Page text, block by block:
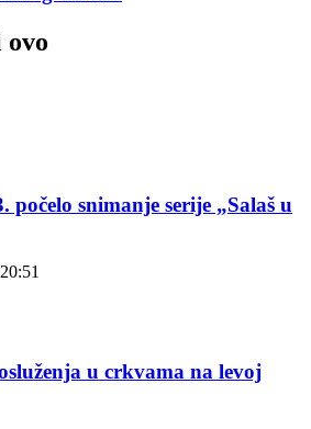
počelo snimanje serije „Salaš u
u crkvama na levoj